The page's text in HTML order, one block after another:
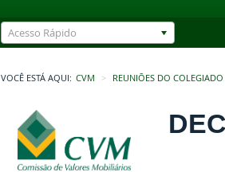
Acesso Rápido
VOCÊ ESTÁ AQUI: CVM REUNIÕES DO COLEGIADO